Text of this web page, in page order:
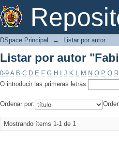
Listar por autor
DSpace Principal → Listar por autor
Listar por autor
0-9 A B C D E F G H J K L M N O P Q R
O introducir las primeras letras:
Ordenar por:
Mostrando ítems 1-1 de 1